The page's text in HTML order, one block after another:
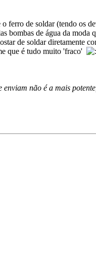
de soldar (tendo os
bombas de água da
de soldar diretamente
que é tudo muito 'fraco'
não é a mais